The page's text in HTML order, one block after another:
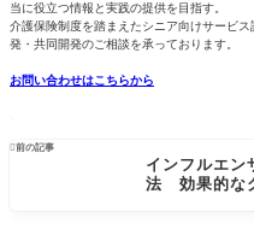
当に役立つ情報と実践の提供を目指す。
介護保険制度を踏まえたシニア向けサービ
発・共同開発のご相談を承っております。
お問い合わせはこちらから
前の記事
インフルエン
法 効果的な